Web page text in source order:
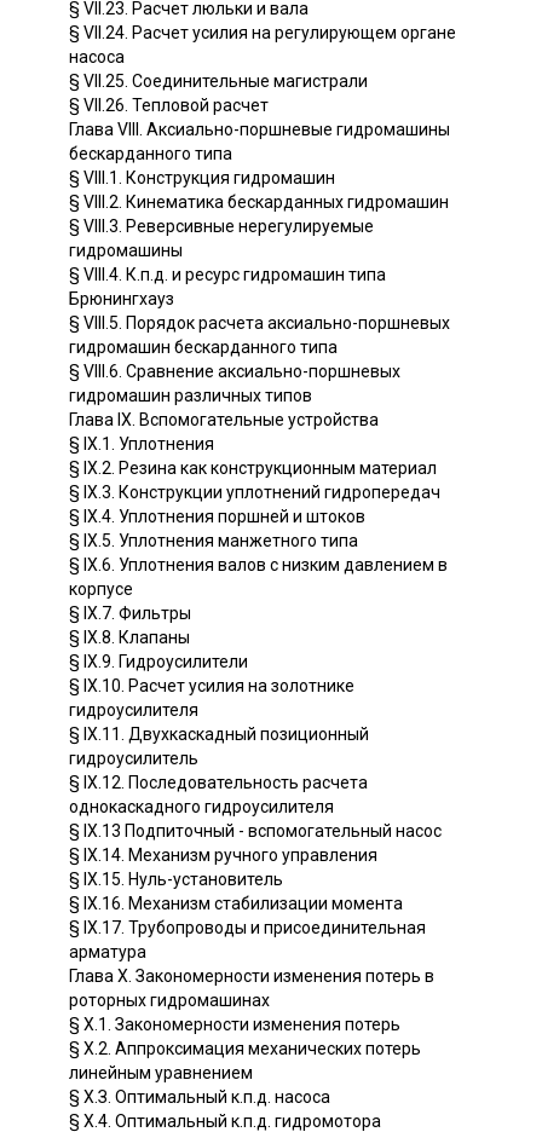
§ VII.23. Расчет люльки и вала
§ VII.24. Расчет усилия на регулирующем органе
насоса
§ VII.25. Соединительные магистрали
§ VII.26. Тепловой расчет
Глава VIII. Аксиально-поршневые гидромашины
бескарданного типа
§ VIII.1. Конструкция гидромашин
§ VIII.2. Кинематика бескарданных гидромашин
§ VIII.3. Реверсивные нерегулируемые
гидромашины
§ VIII.4. К.п.д. и ресурс гидромашин типа
Брюнингхауз
§ VIII.5. Порядок расчета аксиально-поршневых
гидромашин бескарданного типа
§ VIII.6. Сравнение аксиально-поршневых
гидромашин различных типов
Глава IX. Вспомогательные устройства
§ IX.1. Уплотнения
§ IX.2. Резина как конструкционным материал
§ IX.3. Конструкции уплотнений гидропередач
§ IX.4. Уплотнения поршней и штоков
§ IX.5. Уплотнения манжетного типа
§ IX.6. Уплотнения валов с низким давлением в
корпусе
§ IX.7. Фильтры
§ IX.8. Клапаны
§ IX.9. Гидроусилители
§ IX.10. Расчет усилия на золотнике
гидроусилителя
§ IX.11. Двухкаскадный позиционный
гидроусилитель
§ IX.12. Последовательность расчета
однокаскадного гидроусилителя
§ IX.13 Подпиточный - вспомогательный насос
§ IX.14. Механизм ручного управления
§ IX.15. Нуль-установитель
§ IX.16. Механизм стабилизации момента
§ IX.17. Трубопроводы и присоединительная
арматура
Глава X. Закономерности изменения потерь в
роторных гидромашинах
§ Х.1. Закономерности изменения потерь
§ Х.2. Аппроксимация механических потерь
линейным уравнением
§ Х.З. Оптимальный к.п.д. насоса
§ Х.4. Оптимальный к.п.д. гидромотора